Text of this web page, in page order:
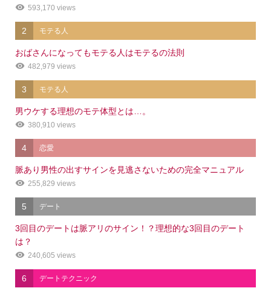
593,170 views
2 モテる人
おばさんになってもモテる人はモテるの法則
482,979 views
3 モテる人
男ウケする理想のモテ体型とは…。
380,910 views
4 恋愛
脈あり男性の出すサインを見逃さないための完全マニュアル
255,829 views
5 デート
3回目のデートは脈アリのサイン！？理想的な3回目のデート
は？
240,605 views
6 デートテクニック